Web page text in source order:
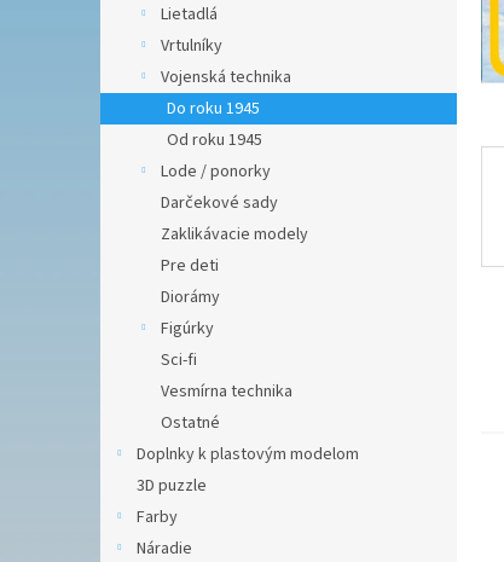
Lietadlá
Vrtulníky
Vojenská technika
Do roku 1945
Od roku 1945
Lode / ponorky
Darčekové sady
Zaklikávacie modely
Pre deti
Diorámy
Figúrky
Sci-fi
Vesmírna technika
Ostatné
Doplnky k plastovým modelom
3D puzzle
Farby
Náradie